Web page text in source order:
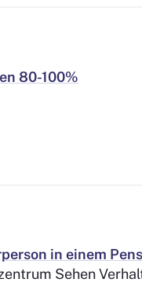
80-100%
in einem
Sehen